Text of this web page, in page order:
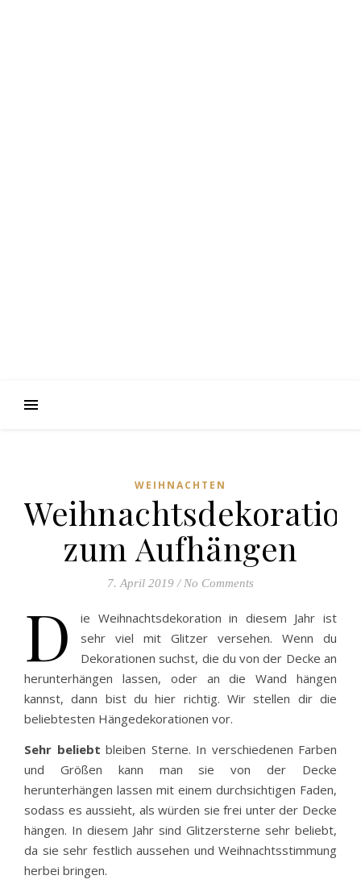
WEIHNACHTEN
Weihnachtsdekoration
zum Aufhängen
7. April 2019 / No Comments
D
ie Weihnachtsdekoration in diesem Jahr ist
sehr viel mit Glitzer versehen. Wenn du
Dekorationen suchst, die du von der Decke an
herunterhängen lassen, oder an die Wand hängen
kannst, dann bist du hier richtig. Wir stellen dir die
beliebtesten Hängedekorationen vor.
Sehr beliebt bleiben Sterne. In verschiedenen Farben
und Größen kann man sie von der Decke
herunterhängen lassen mit einem durchsichtigen Faden,
sodass es aussieht, als würden sie frei unter der Decke
hängen. In diesem Jahr sind Glitzersterne sehr beliebt,
da sie sehr festlich aussehen und Weihnachtsstimmung
herbei bringen.